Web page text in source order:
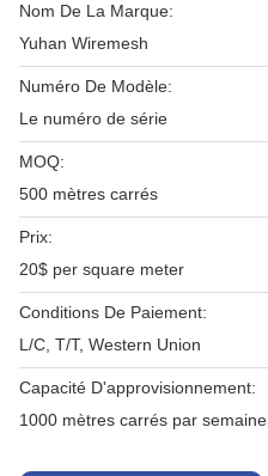
Nom De La Marque:
Yuhan Wiremesh
Numéro De Modèle:
Le numéro de série
MOQ:
500 mètres carrés
Prix:
20$ per square meter
Conditions De Paiement:
L/C, T/T, Western Union
Capacité D'approvisionnement:
1000 mètres carrés par semaine